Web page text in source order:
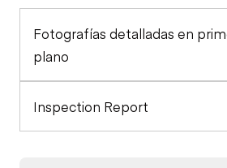
Seat Belts
Safety Lock
Out/Stop
General Appearance
Control Station
Gauges
Engine
Fotografías detalladas en
plano
Inspection Report